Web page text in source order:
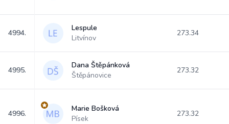
4994.
Lespule
Litvínov
273.34
4995.
Dana Štěpánková
Štěpánovice
273.32
4996.
Marie Bošková
Písek
273.32